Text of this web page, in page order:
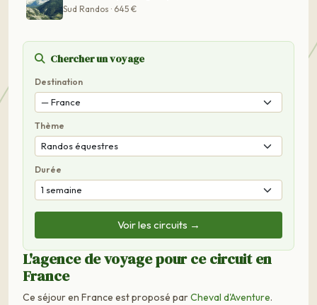
Sud Randos · 645 €
Chercher un voyage
Destination
Thème
Durée
Voir les circuits →
L'agence de voyage pour ce circuit en
France
Ce séjour en France est proposé parCheval d'Aventure.